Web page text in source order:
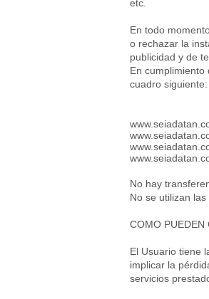
etc.
En todo
o rechazar la
publicidad y de
En cumplimiento
cuadro siguiente:
No hay
No se utilizan
COMO PUEDEN
El Usuario tiene
implicar la
servicios